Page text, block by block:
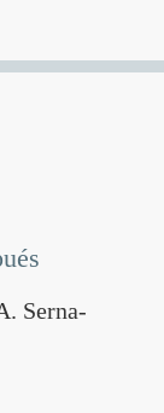
Serna-